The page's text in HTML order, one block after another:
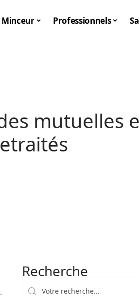
Minceur Professionnels
mutuelles
Recherche